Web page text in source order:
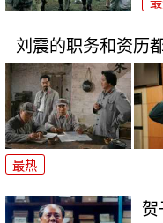
刘震的职务和资历
最热
贺